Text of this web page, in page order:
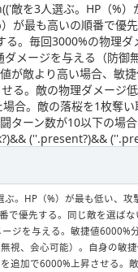
敵を3人選ぶ。HP（%）
が最も高いの順番で優
る。毎回3000%の物理
メージを与える（防御
が敵より高い場合、敏
る。敵の物理ダメージ
合。敵の落桜を1枚奪
ターン数が10以下の場
(''.present?)&&
ぶ。HP（%）が最も低い、攻
で優先する。同じ敵を選ばな
ジを与える。敏捷値6000%
視、会心可能）。自身の敏捷
追加で6000%上昇させる。